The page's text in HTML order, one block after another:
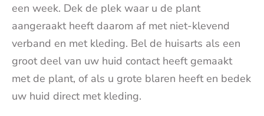
een week. Dek de plek waar u de plant
aangeraakt heeft daarom af met niet-klevend
verband en met kleding. Bel de huisarts als een
groot deel van uw huid contact heeft gemaakt
met de plant, of als u grote blaren heeft en bedek
uw huid direct met kleding.